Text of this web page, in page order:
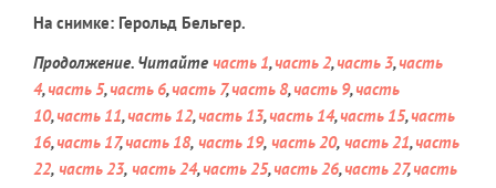
На снимке: Герольд Бельгер.
Продолжение. Читайте часть 1,часть 2,часть 3,часть
4,часть 5,часть 6,часть 7,часть 8,часть 9,часть
10,часть 11,часть 12,часть 13,часть 14,часть 15,часть
16,часть 17,часть 18, часть 19, часть 20, часть 21,часть
22, часть 23, часть 24,часть 25,часть 26,часть 27,часть